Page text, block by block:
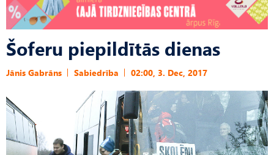
Šoferu piepildītās dienas
Jānis Gabrāns Sabiedrība 02:00, 3. Dec, 2017